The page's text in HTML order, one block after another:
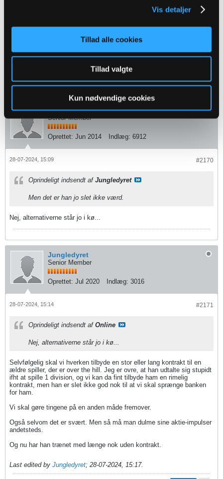
Vis detaljer
Tillad alle cookies
Tillad valgte
Kun nødvendige cookies
Hvis man VIRKELIG gerne ville have TT var den ordnet nu
en done deal. Så begge lurpasser lidt og lever med risikoen
Men det er han jo slet ikke værd.
Likes 1
Online
Senior Member
Oprettet: Jun 2014 Indlæg: 6912
#2170
28-07-2024, 15:09
Oprindeligt indsendt af Jungledyret
Men det er han jo slet ikke værd.
Nej, alternativerne står jo i kø...
Jungledyret
Senior Member
Oprettet: Jul 2020 Indlæg: 3016
#2171
28-07-2024, 15:14
Oprindeligt indsendt af Online
Nej, alternativerne står jo i kø...
Selvfølgelig skal vi hverken tilbyde en stor eller lang kontrakt til en
ældre spiller, der er over the hill. Jeg er ovre, at han udtalte sig stupidt
ifht at spille 1 division, og vi kan da fint tilbyde ham en rimelig
kontrakt, men han er slet ikke god nok til at vi skal sprænge banken
for ham.
Vi skal gøre tingene på en anden måde fremover.
Også selvom det er svært. Men så må man dulme sine aktie-impulser
andetsteds.
Og nu har han trænet med længe nok uden kontrakt.
Last edited by Jungledyret; 28-07-2024, 15:17.